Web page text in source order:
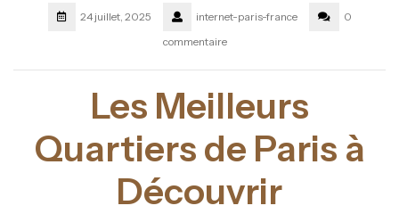
24 juillet, 2025 internet-paris-france
0
commentaire
Les Meilleurs
Quartiers de Paris à
Découvrir